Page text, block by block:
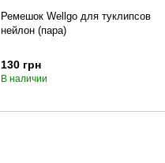
Ремешок Wellgo для туклипсов
нейлон (пара)
130 грн
В наличии